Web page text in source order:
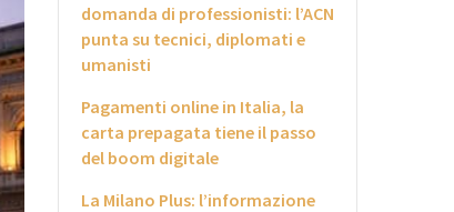
domanda di professionisti: l’ACN
punta su tecnici, diplomati e
umanisti
Pagamenti online in Italia, la
carta prepagata tiene il passo
del boom digitale
La Milano Plus: l’informazione